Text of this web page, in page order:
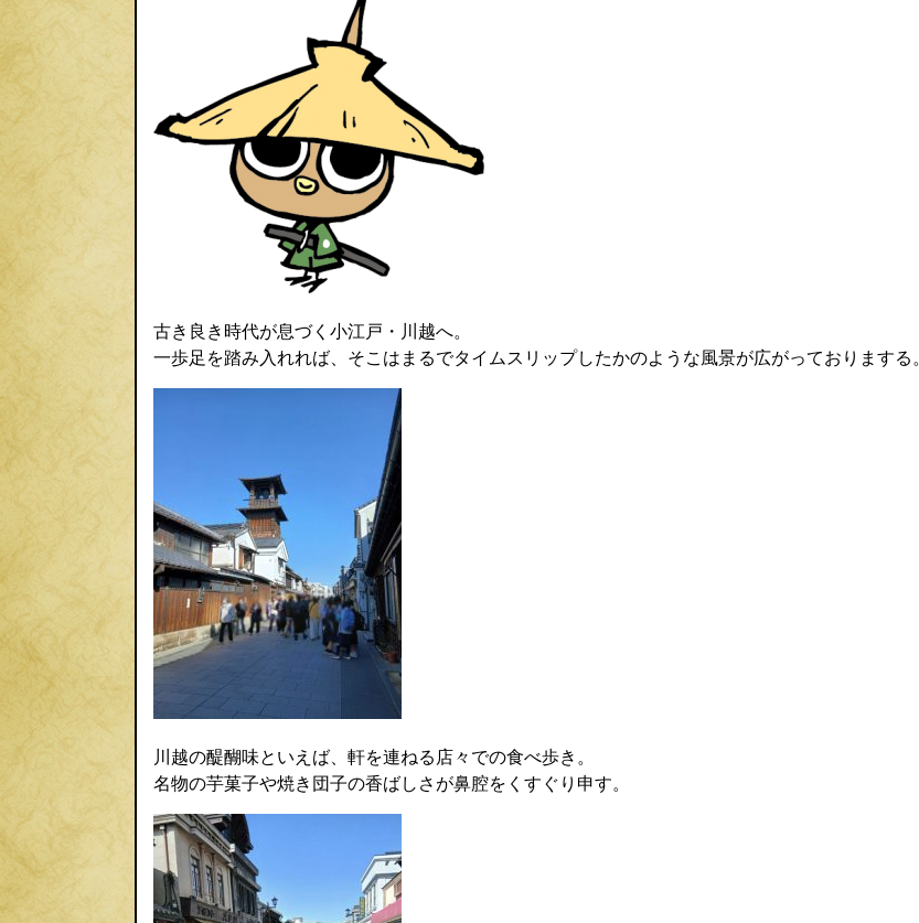
古き良き時代が息づく小江戸・川越へ。
一歩足を踏み入れれば、そこはまるでタイムスリップしたかのような風景が広がっておりまする。
川越の醍醐味といえば、軒を連ねる店々での食べ歩き。
名物の芋菓子や焼き団子の香ばしさが鼻腔をくすぐり申す。